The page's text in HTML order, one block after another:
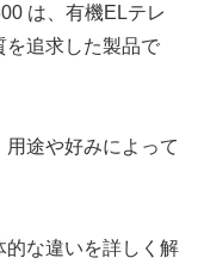
は、有機ELテレ
を追求した製品で
途や好みによって
的な違いを詳しく解